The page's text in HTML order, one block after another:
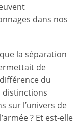
dans nos
la séparation
de
du
distinctions
sur l’univers de
? Et est-elle